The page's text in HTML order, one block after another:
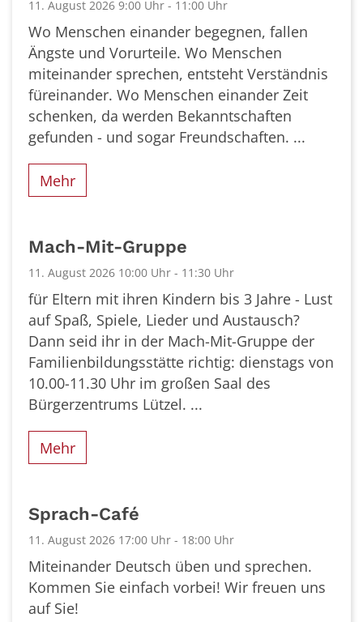
11. August 2026 9:00 Uhr - 11:00 Uhr
Wo Menschen einander begegnen, fallen
Ängste und Vorurteile. Wo Menschen
miteinander sprechen, entsteht Verständnis
füreinander. Wo Menschen einander Zeit
schenken, da werden Bekanntschaften
gefunden - und sogar Freundschaften. ...
Mehr
Mach-Mit-Gruppe
11. August 2026 10:00 Uhr - 11:30 Uhr
für Eltern mit ihren Kindern bis 3 Jahre - Lust
auf Spaß, Spiele, Lieder und Austausch?
Dann seid ihr in der Mach-Mit-Gruppe der
Familienbildungsstätte richtig: dienstags von
10.00-11.30 Uhr im großen Saal des
Bürgerzentrums Lützel. ...
Mehr
Sprach-Café
11. August 2026 17:00 Uhr - 18:00 Uhr
Miteinander Deutsch üben und sprechen.
Kommen Sie einfach vorbei! Wir freuen uns
auf Sie!